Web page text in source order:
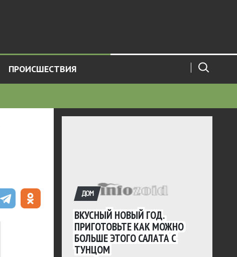
ПРОИСШЕСТВИЯ
ДОМ
ВКУСНЫЙ НОВЫЙ ГОД.
ПРИГОТОВЬТЕ КАК МОЖНО
БОЛЬШЕ ЭТОГО САЛАТА С
ТУНЦОМ